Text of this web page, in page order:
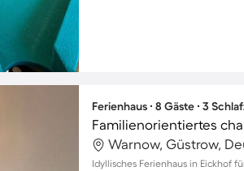
Ferienhaus ∙ 8 Gäste ∙ 3
Warnow, Güstrow,
Idyllisches Ferienhaus in Eickhof